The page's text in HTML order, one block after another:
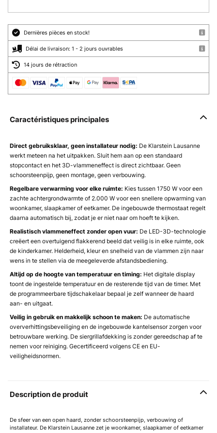
Dernières pièces en stock!
Délai de livraison: 1 - 2 jours ouvrables
14 jours de rétraction
Caractéristiques principales
Direct gebruiksklaar, geen installateur nodig: De Klarstein Lausanne
werkt meteen na het uitpakken. Sluit hem aan op een standaard
stopcontact en het 3D-vlammeneffect is direct zichtbaar. Geen
schoorsteenpijp, geen montage, geen verbouwing.
Regelbare verwarming voor elke ruimte: Kies tussen 1750 W voor een
zachte achtergrondwarmte of 2.000 W voor een snellere opwarming van
woonkamer, slaapkamer of eetkamer. De ingebouwde thermostaat regelt
daarna automatisch bij, zodat je er niet naar om hoeft te kijken.
Realistisch vlammeneffect zonder open vuur: De LED-3D-technologie
creëert een overtuigend flakkerend beeld dat veilig is in elke ruimte, ook
de kinderkamer. Helderheid, kleur en snelheid van de vlammen zijn naar
wens in te stellen via de meegeleverde afstandsbediening.
Altijd op de hoogte van temperatuur en timing: Het digitale display
toont de ingestelde temperatuur en de resterende tijd van de timer. Met
de programmeerbare tijdschakelaar bepaal je zelf wanneer de haard
aan- en uitgaat.
Veilig in gebruik en makkelijk schoon te maken: De automatische
oververhittingsbeveiliging en de ingebouwde kantelsensor zorgen voor
betrouwbare werking. De siergrillafdekking is zonder gereedschap af te
nemen voor reiniging. Gecertificeerd volgens CE en EU-
veiligheidsnormen.
Description de produit
De sfeer van een open haard, zonder schoorsteenpijp, verbouwing of
installateur. De Klarstein Lausanne zet je woonkamer, slaapkamer of eetkamer